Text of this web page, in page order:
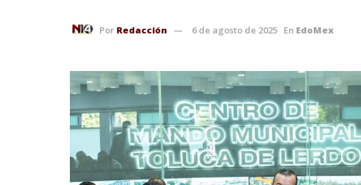
Por Redacción 6 de agosto de 2025 En EdoMex